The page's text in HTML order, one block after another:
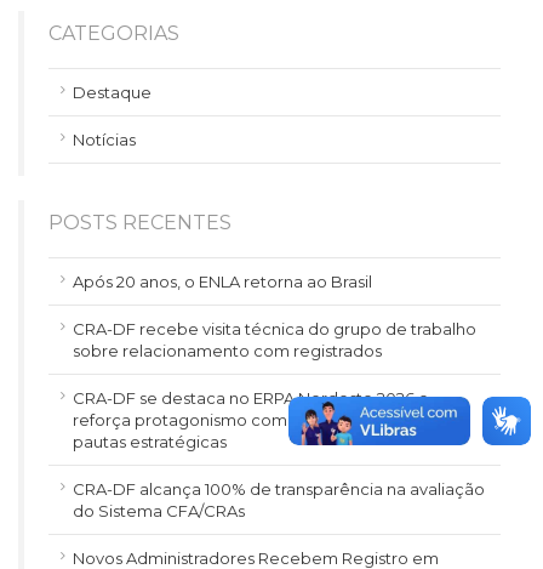
CATEGORIAS
Destaque
Notícias
POSTS RECENTES
Após 20 anos, o ENLA retorna ao Brasil
CRA-DF recebe visita técnica do grupo de trabalho
sobre relacionamento com registrados
CRA-DF se destaca no ERPA Nordeste 2026 e
reforça protagonismo com gestão transparente e
pautas estratégicas
CRA-DF alcança 100% de transparência na avaliação
do Sistema CFA/CRAs
Novos Administradores Recebem Registro em